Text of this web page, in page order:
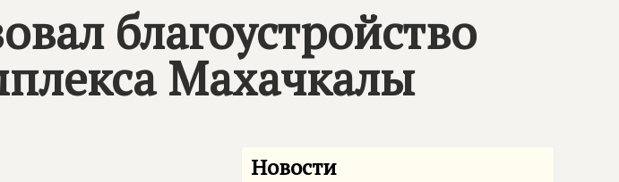
благоустройство
Махачкалы
Новости